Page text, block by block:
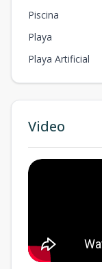
Piscina
Playa
Playa Artificial
Video